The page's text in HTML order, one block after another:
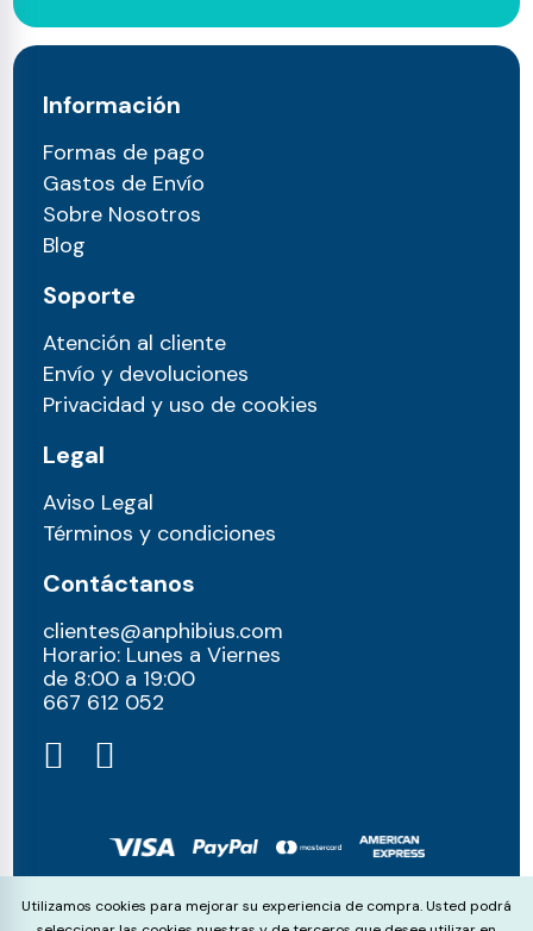
Información
Formas de pago
Gastos de Envío
Sobre Nosotros
Blog
Soporte
Atención al cliente
Envío y devoluciones
Privacidad y uso de cookies
Legal
Aviso Legal
Términos y condiciones
Contáctanos
clientes@anphibius.com
Horario: Lunes a Viernes
de 8:00 a 19:00
667 612 052​
© anphibius, 2026
Pago 100% seguros con:
Cookie Consent
Utilizamos cookies para mejorar su experiencia de compra. Usted podrá